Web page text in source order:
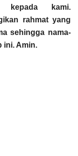
kepada kami.
rahmat yang
sehingga nama-
ini. Amin.